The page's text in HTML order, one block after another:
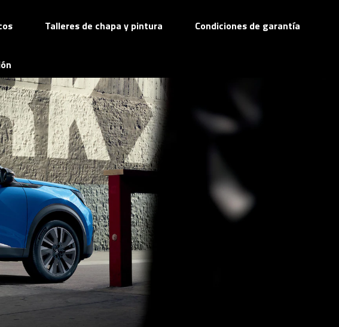
Talleres de chapa y pintura Condiciones de garantía